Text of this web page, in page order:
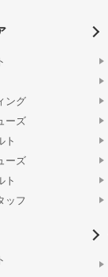
ング
ーズ
ト
ーズ
ト
ッフ